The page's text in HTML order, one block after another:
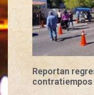
Reportan
contratiempos